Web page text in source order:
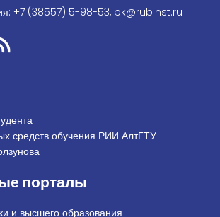
+7 (38557) 5-98-53, pk@rubinst.ru
средств обучения РИИ АлтГТУ
порталы
и высшего образования